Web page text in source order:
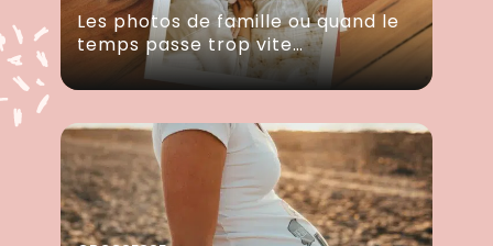
Les photos de famille ou quand le
temps passe trop vite…